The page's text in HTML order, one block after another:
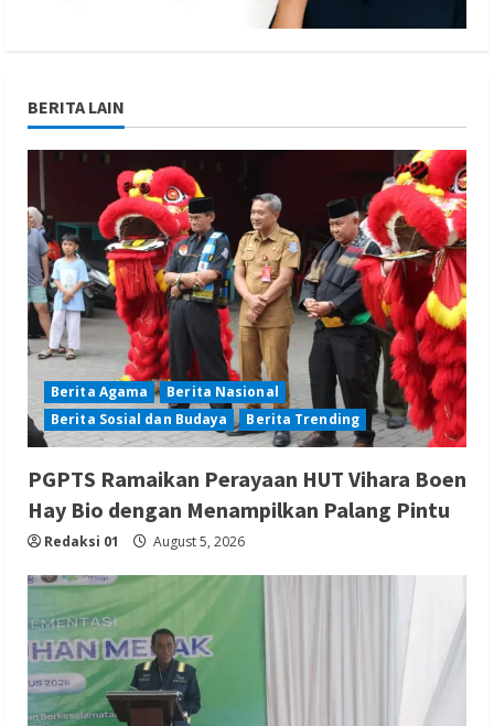
BERITA LAIN
Berita Agama
Berita Nasional
Berita Sosial dan Budaya
Berita Trending
PGPTS Ramaikan Perayaan HUT Vihara Boen
Hay Bio dengan Menampilkan Palang Pintu
Redaksi 01 August 5, 2026